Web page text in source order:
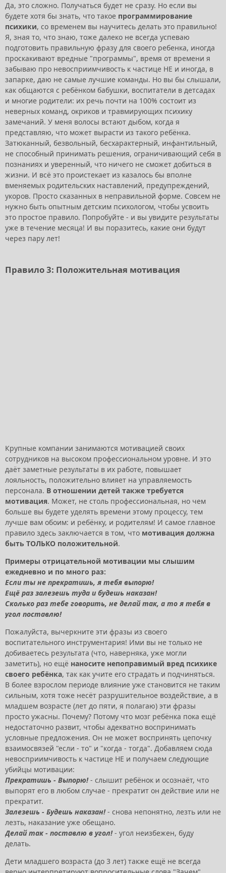
Да, это сложно. Получаться будет не сразу. Но если вы
будете хотя бы знать, что такое программирование
психики, со временем вы научитесь делать это правильно!
Я, зная то, что знаю, тоже далеко не всегда успеваю
подготовить правильную фразу для своего ребенка, иногда
проскакивают вредные "программы", время от времени я
забываю про невосприимчивость к частице НЕ и иногда, в
запарке, даю не самые лучшие команды. Но вы бы слышали,
как общаются с ребёнком бабушки, воспитатели в детсадах
и многие родители: их речь почти на 100% состоит из
неверных команд, окриков и травмирующих психику
замечаний. У меня волосы встают дыбом, когда я
представляю, что может вырасти из такого ребёнка.
Затюканный, безвольный, бесхарактерный, инфантильный,
не способный принимать решения, ограничивающий себя в
познаниях и уверенный, что ничего не сможет добиться в
жизни. И всё это проистекает из казалось бы вполне
вменяемых родительских наставлений, предупреждений,
укоров. Просто сказанных в неправильной форме. Совсем не
нужно быть опытным детским психологом, чтобы усвоить
это простое правило. Попробуйте - и вы увидите результаты
уже в течение месяца! И вы поразитесь, какие они будут
через пару лет!
Правило 3: Положительная мотивация
Крупные компании занимаются мотивацией своих
сотрудников на высоком профессиональном уровне. И это
даёт заметные результаты в их работе, повышает
лояльность, положительно влияет на управляемость
персонала. В отношении детей также требуется
мотивация. Может, не столь профессиональная, но чем
больше вы будете уделять времени этому процессу, тем
лучше вам обоим: и ребёнку, и родителям! И самое главное
правило здесь заключается в том, что мотивация должна
быть ТОЛЬКО положительной.
Примеры отрицательной мотивации мы слышим
ежедневно и по много раз:
Если ты не прекратишь, я тебя выпорю!
Ещё раз залезешь туда и будешь наказан!
Сколько раз тебе говорить, не делай так, а то я тебя в
угол поставлю!
Пожалуйста, вычеркните эти фразы из своего
воспитательного инструментария! Ими вы не только не
добиваетесь результата (что, наверняка, уже могли
заметить), но ещё наносите непоправимый вред психике
своего ребёнка, так как учите его страдать и подчиняться.
В более взрослом периоде влияние уже становится не таким
сильным, хотя тоже несёт разрушительное воздействие, а в
младшем возрасте (лет до пяти, я полагаю) эти фразы
просто ужасны. Почему? Потому что мозг ребёнка пока ещё
недостаточно развит, чтобы адекватно воспринимать
условные предложения. Он не может воспринять цепочку
взаимосвязей "если - то" и "когда - тогда". Добавляем сюда
невосприимчивость к частице НЕ и получаем следующие
убийцы мотивации:
Прекратишь - Выпорю!- слышит ребёнок и осознаёт, что
выпорят его в любом случае - прекратит он действие или не
прекратит.
Залезешь - Будешь наказан!- снова непонятно, лезть или не
лезть, наказание уже обещано.
Делай так - поставлю в угол!- угол неизбежен, буду
делать.
Дети младшего возраста (до 3 лет) также ещё не всегда